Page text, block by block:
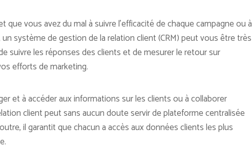
vous avez du mal à suivre l’efficacité de chaque campagne ou à
système de gestion de la relation client (CRM) peut vous être très
suivre les réponses des clients et de mesurer le retour sur
efforts de marketing.
et à accéder aux informations sur les clients ou à collaborer
client peut sans aucun doute servir de plateforme centralisée
il garantit que chacun a accès aux données clients les plus